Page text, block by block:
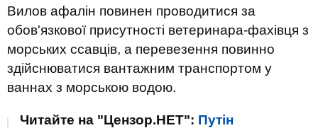
Вилов афалін повинен проводитися за
обов'язкової присутності ветеринара-фахівця з
морських ссавців, а перевезення повинно
здійснюватися вантажним транспортом у
ваннах з морською водою.
Читайте на "Цензор.НЕТ": Путін